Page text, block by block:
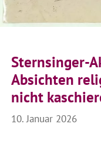
Sternsinger-
Absichten
nicht
10. Januar 2026